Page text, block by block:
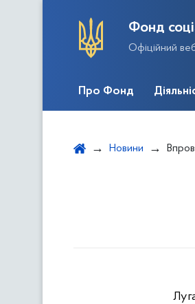
Фонд
Офіційний
Про Фонд
Новини